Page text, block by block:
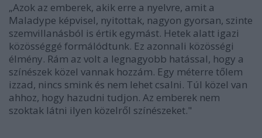
„Azok az emberek, akik erre a nyelvre, amit a
Maladype képvisel, nyitottak, nagyon gyorsan, szinte
szemvillanásból is értik egymást. Hetek alatt igazi
közösséggé formálódtunk. Ez azonnali közösségi
élmény. Rám az volt a legnagyobb hatással, hogy a
színészek közel vannak hozzám. Egy méterre tőlem
izzad, nincs smink és nem lehet csalni. Túl közel van
ahhoz, hogy hazudni tudjon. Az emberek nem
szoktak látni ilyen közelről színészeket."